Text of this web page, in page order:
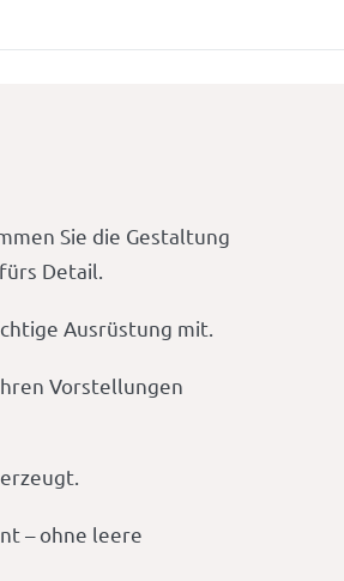
Sie die Gestaltung
Detail.
Ausrüstung mit.
Vorstellungen
– ohne leere